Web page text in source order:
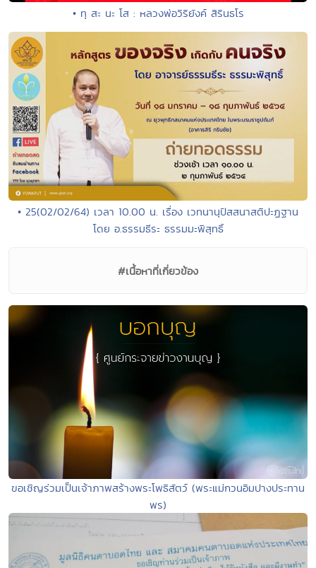
• ทุ สะ นะ โส : หลวงพ่อวิริยังค์ สิรินธโร
• 25(02/02/64) เวลา 10.00 น. เรื่อง เวทนานุปัสสนาสติปะฏฐาน
โดย อ.ธรรมธีระ ธรรมมะพิสุทธิ์
#เนื้อหาที่เกี่ยวข้อง
ขอเชิญร่วมเป็นเจ้าภาพสร้างพระโพธิสัตว์ (พระแม่กวนอิมปางประทาน
พร)